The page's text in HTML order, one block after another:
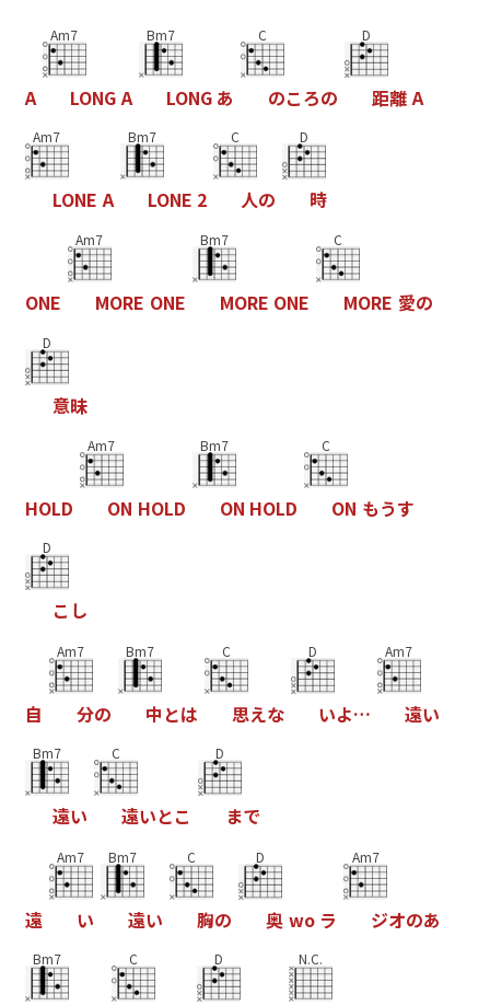
A
Am7
LONG A
Bm7
LONG あ
C
のころの
D
距離 A
Am7
LONE A
Bm7
LONE 2
C
人の
D
時
ONE
Am7
MORE ONE
Bm7
MORE ONE
C
MORE 愛の
D
意昧
HOLD
Am7
ON HOLD
Bm7
ON HOLD
C
ON もうす
D
こ し
自
Am7
分の
Bm7
中 とは
C
思えな
D
いよ…
Am7
遠い
Bm7
遠い
C
遠いとこ
D
まで
遠
Am7
い
Bm7
遠い
C
胸の
D
奥 wo ラ
Am7
ジオのあ
Bm7 C D N.C.